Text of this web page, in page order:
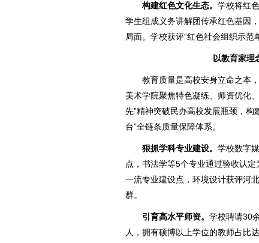
构建红色文化生态。 学校将红
学生组成义务讲解团传承红色基因
局面。学校获评“红色社会组织示范
以教育家理
教育质量是高校安身立命之本
美术学院聚焦特色凝练、师资优化
先”精神突破民办高校发展瓶颈，
台”全链条质量保障体系。
狠抓学科专业建设。 学校数字
点，书法学等5个专业通过验收认
一流专业建设点，环境设计获评河
群。
引育高水平师资。 学校聘请30
人，拥有硕博以上学位的教师占比达